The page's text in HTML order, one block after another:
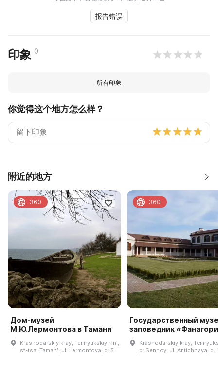
报告错误
印象 0
所有印象
你觉得这个地方怎么样？
附近的地方
Дом-музей
М.Ю.Лермонтова в Тамани
Krasnodarskiy kray, Temryukskiy r-n.,
st-tsa. Tamanʹ, ul. Lermontova, d. 5
360
Государственный
заповедник
Krasnodarskiy kray,
p. Sennoy, ul. Antichnaya, d.
360